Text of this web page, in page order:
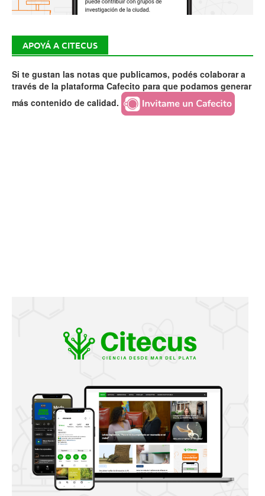
APOYÁ A CITECUS
Si te gustan las notas que publicamos, podés colaborar a
través de la plataforma Cafecito para que podamos generar
más contenido de calidad.